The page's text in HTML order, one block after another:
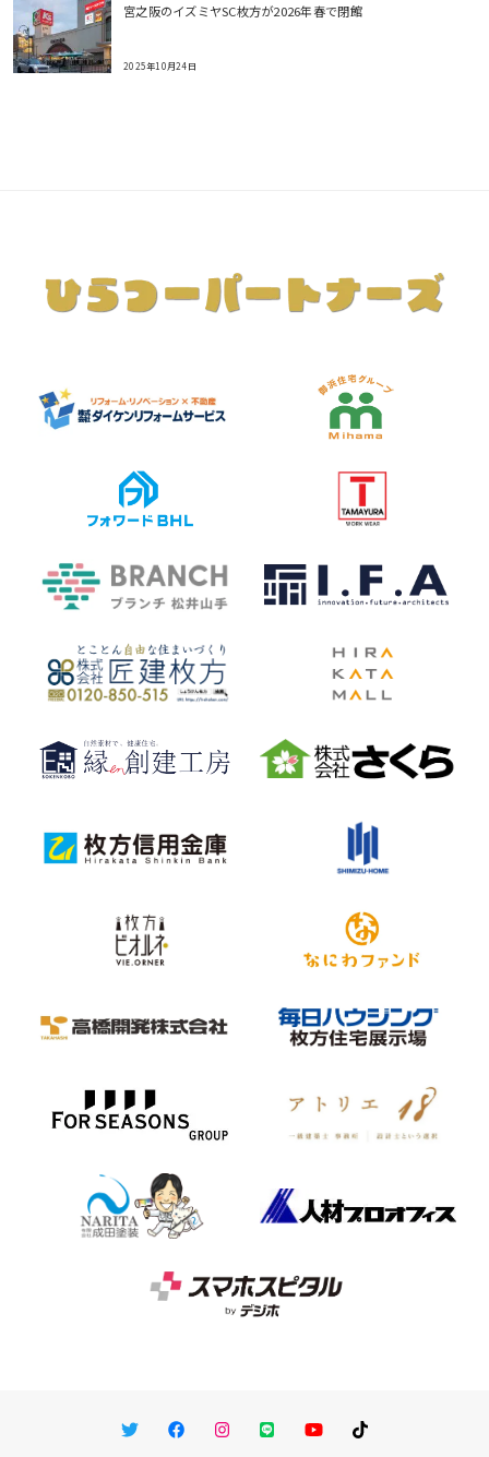
宮之阪のイズミヤSC枚方が2026年春で閉館
2025年10月24日
TwitterFacebookInstagram
LINE You TubeTikTok